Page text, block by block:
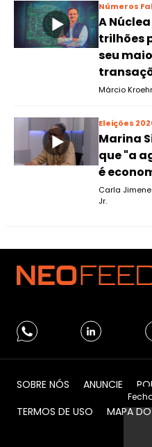
Números
A
trilhões
seu
Márcio
Eleições
Marina
que "a
é
Carla
Jr.
SOBRE NÓS ANUNCIE
TERMOS DE USO
MAPA